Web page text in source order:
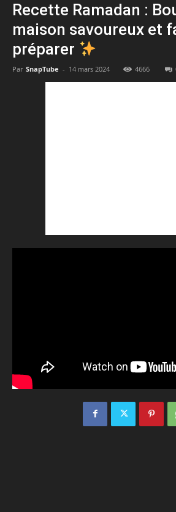
Recette Ramadan :
maison savoureux et
préparer
Par SnapTube - 14 mars 2024 4666